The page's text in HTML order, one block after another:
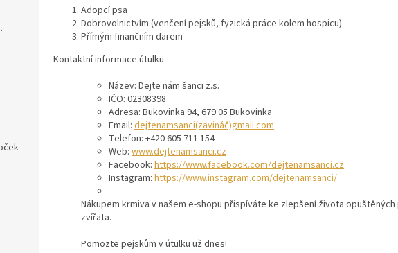
Adopcí psa
Dobrovolnictvím (venčení pejsků, fyzická práce kolem hospicu)
Přímým finančním darem
Kontaktní informace útulku
Název: Dejte nám šanci z.s.
IČO: 02308398
Adresa: Bukovinka 94, 679 05 Bukovinka
Email: dejtenamsanci(zavináč)gmail.com
Telefon: +420 605 711 154
Web: www.dejtenamsanci.cz
Facebook: https://www.facebook.com/dejtenamsanci.cz
Instagram: https://www.instagram.com/dejtenamsanci/
Nákupem krmiva v našem e-shopu přispíváte ke zlepšení života
zvířata.
Pomozte pejskům v útulku už dnes!